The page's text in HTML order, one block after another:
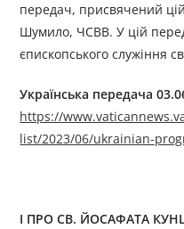
передач, присвячений цій
Шумило, ЧСВВ. У цій
єпископського служіння
Українська передача03
https://
list/2023/06/ukrainian-
I ПРО СВ. ЙОСАФАТА